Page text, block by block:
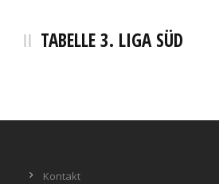
TABELLE 3. LIGA SÜD
Kontakt